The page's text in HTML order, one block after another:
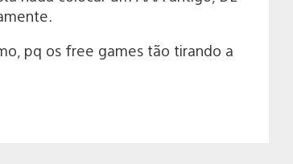
pq os free games tão tirando a